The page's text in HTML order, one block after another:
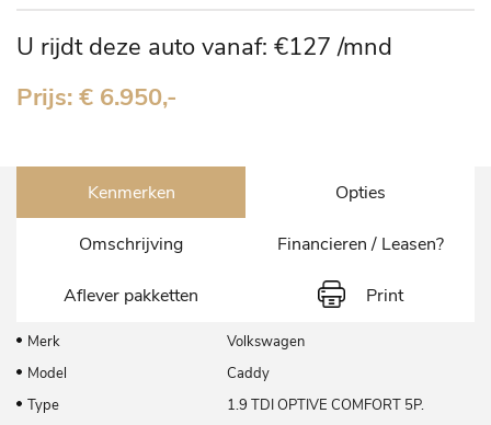
U rijdt deze auto vanaf: €127 /mnd
Prijs: € 6.950,-
Kenmerken Opties
Omschrijving Financieren / Leasen?
Aflever pakketten Print
Merk
Volkswagen
Model
Caddy
Type
1.9 TDI OPTIVE COMFORT 5P.